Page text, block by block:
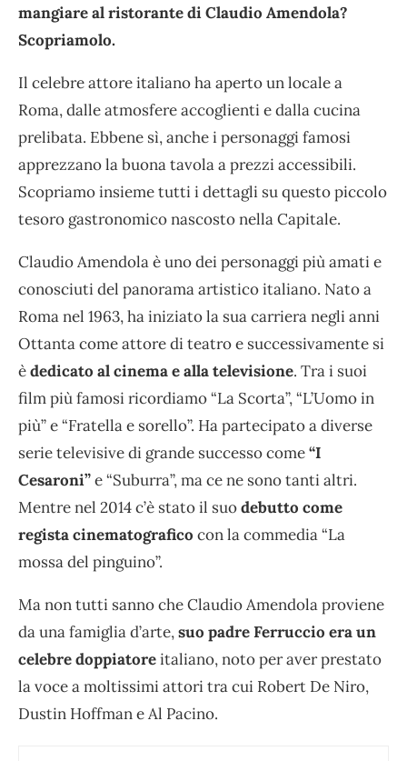
mangiare al ristorante di Claudio Amendola?
Scopriamolo.
Il celebre attore italiano ha aperto un locale a
Roma, dalle atmosfere accoglienti e dalla cucina
prelibata. Ebbene sì, anche i personaggi famosi
apprezzano la buona tavola a prezzi accessibili.
Scopriamo insieme tutti i dettagli su questo piccolo
tesoro gastronomico nascosto nella Capitale.
Claudio Amendola è uno dei personaggi più amati e
conosciuti del panorama artistico italiano. Nato a
Roma nel 1963, ha iniziato la sua carriera negli anni
Ottanta come attore di teatro e successivamente si
èdedicato al cinema e alla televisione. Tra i suoi
film più famosi ricordiamo “La Scorta”, “L’Uomo in
più” e “Fratella e sorello”. Ha partecipato a diverse
serie televisive di grande successo come“I
Cesaroni”e “Suburra”, ma ce ne sono tanti altri.
Mentre nel 2014 c’è stato il suodebutto come
regista cinematografico con la commedia “La
mossa del pinguino”.
Ma non tutti sanno che Claudio Amendola proviene
da una famiglia d’arte,suo padre Ferruccio era un
celebre doppiatoreitaliano, noto per aver prestato
la voce a moltissimi attori tra cui Robert De Niro,
Dustin Hoffman e Al Pacino.